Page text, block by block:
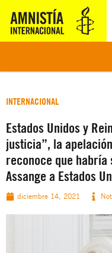
INTERNACIONAL
Estados Unidos y
justicia”, la
reconoce que
Assange a Estados
diciembre 14, 2021